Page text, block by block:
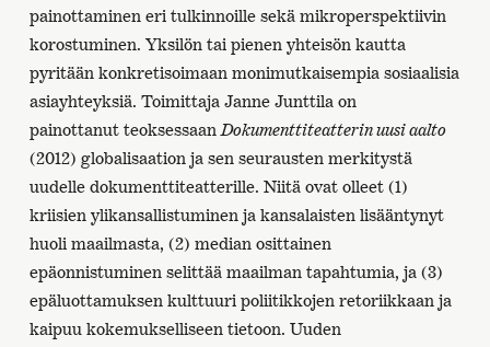
painottaminen eri tulkinnoille sekä mikroperspektiivin
korostuminen. Yksilön tai pienen yhteisön kautta
pyritään konkretisoimaan monimutkaisempia sosiaalisia
asiayhteyksiä. Toimittaja Janne Junttila on
painottanut teoksessaan Dokumenttiteatterin uusi aalto
(2012) globalisaation ja sen seurausten merkitystä
uudelle dokumenttiteatterille. Niitä ovat olleet (1)
kriisien ylikansallistuminen ja kansalaisten lisääntynyt
huoli maailmasta, (2) median osittainen
epäonnistuminen selittää maailman tapahtumia, ja (3)
epäluottamuksen kulttuuri poliitikkojen retoriikkaan ja
kaipuu kokemukselliseen tietoon. Uuden